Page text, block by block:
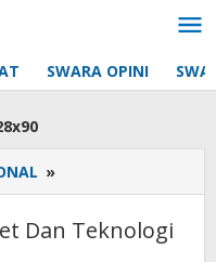
SWARA OPINI
»
Jokowi
Riset
Dan Teknologi